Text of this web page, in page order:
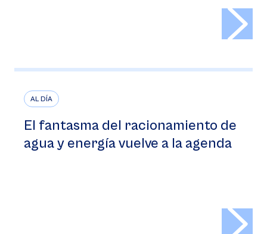
AL DÍA
El fantasma del racionamiento de
agua y energía vuelve a la agenda